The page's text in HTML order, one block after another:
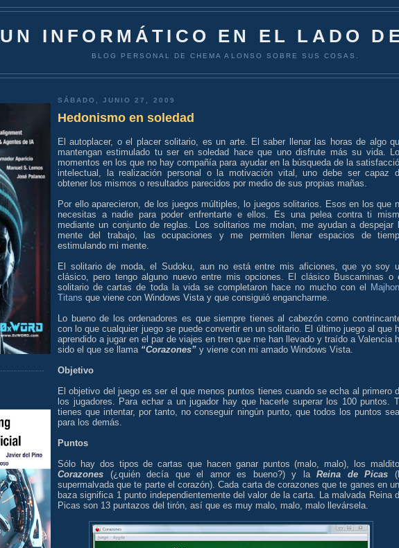
UN INFORMÁTICO EN EL LADO
BLOG PERSONAL DE CHEMA ALONSO SOBRE SUS COSAS.
SÁBADO, JUNIO 27, 2009
Hedonismo en soledad
El autoplacer, o el placer solitario, es un arte. El saber llenar las horas de algo
mantengan estimulado tu ser en soledad hace que uno disfrute más su vida.
momentos en los que no hay compañía para ayudar en la búsqueda de la
intelectual, la realización personal o la motivación vital, uno debe ser capaz
obtener los mismos o resultados parecidos por medio de sus propias mañas.
Por ello aparecieron, de los juegos múltiples, lo juegos solitarios. Esos en los que
necesitas a nadie para poder enfrentarte e ellos. Es una pelea contra ti
mediante un conjunto de reglas. Los solitarios me molan, me ayudan a despejar
mente del trabajo, las ocupaciones y me permiten llenar espacios de
estimulando mi mente.
El solitario de moda, el Sudoku, aun no está entre mis aficiones, que yo soy
clásico, pero tengo alguno nuevo entre mis opciones. El clásico Buscaminas o
solitario de cartas de toda la vida se completaron hace no mucho con el
Titans que viene con Windows Vista y que consiguió engancharme.
Lo bueno de los ordenadores es que siempre tienes al cabezón como
con lo que cualquier juego se puede convertir en un solitario. El último juego al que
aprendido a jugar en el par de viajes en tren que me han llevado y traído a Valencia
sido el que se llama “Corazones” y viene con mi amado Windows Vista.
Objetivo
El objetivo del juego es ser el que menos puntos tienes cuando se echa al primero
los jugadores. Para echar a un jugador hay que hacerle superar los 100 puntos.
tienes que intentar, por tanto, no conseguir ningún punto, que todos los puntos
para los demás.
Puntos
Sólo hay dos tipos de cartas que hacen ganar puntos (malo, malo), los
Corazones (¿quién decía que el amor es bueno?) y laReina de Picas
supermalvada que te parte el corazón). Cada carta de corazones que te ganes en
baza significa 1 punto independientemente del valor de la carta. La malvada Reina
Picas son 13 puntazos del tirón, así que es muy malo, malo, malo llevársela.